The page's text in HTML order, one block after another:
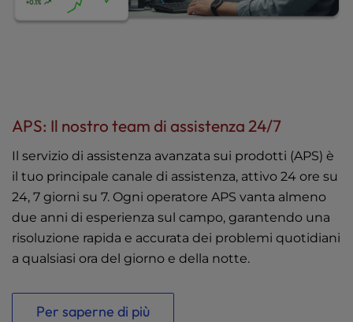
APS: Il nostro team di assistenza 24/7
Il servizio di assistenza avanzata sui prodotti (APS) è
il tuo principale canale di assistenza, attivo 24 ore su
24, 7 giorni su 7. Ogni operatore APS vanta almeno
due anni di esperienza sul campo, garantendo una
risoluzione rapida e accurata dei problemi quotidiani
a qualsiasi ora del giorno e della notte.
Per saperne di più